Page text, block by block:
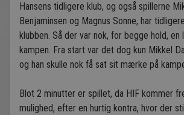
Hansens tidligere klub, og også spillerne
Benjaminsen og Magnus Sonne, har
klubben. Så der var nok, for begge hold, en
kampen. Fra start var det dog kun Mikkel
og han skulle nok få sat sit mærke på
Blot 2 minutter er spillet, da HIF kommer
mulighed, efter en hurtig kontra, hvor der